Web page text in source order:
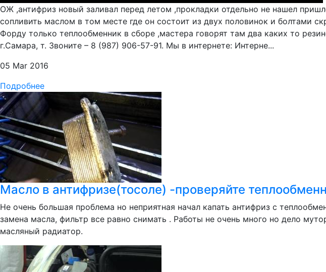
ОЖ ,антифриз новый заливал перед летом ,прокладки отдельно не нашел
сопливить маслом в том месте где он состоит из двух половинок и болтами
Форду только теплообменник в сборе ,мастера говорят там два каких то
г.Самара, т. Звоните – 8 (987) 906-57-91. Мы в интернете: Интерне...
05 Mar 2016
Подробнее
Масло в антифризе(тосоле) -проверяйте
Не очень большая проблема но неприятная начал капать антифриз с
замена масла, фильтр все равно снимать . Работы не очень много но дело
масляный радиатор.